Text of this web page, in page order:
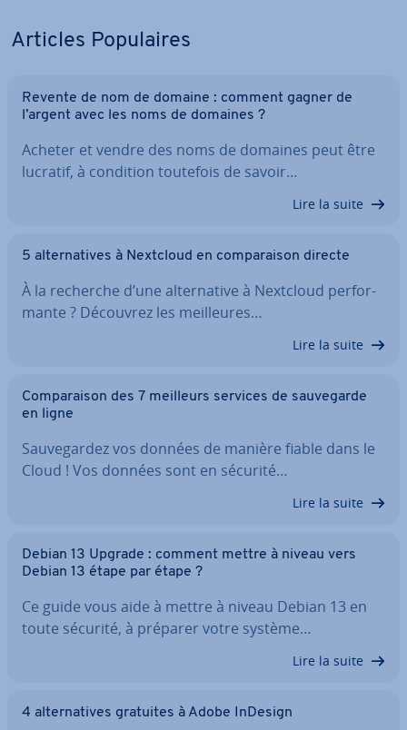
Articles Po­pu­laires
Revente de nom de domaine : comment gagner de
l’argent avec les noms de domaines ?
Acheter et vendre des noms de domaines peut être
lucratif, à condition toutefois de savoir…
Lire la suite
5 al­ter­na­tives à Nextcloud en com­pa­rai­son directe
À la recherche d’une al­ter­na­tive à Nextcloud per­for­
mante ? Découvrez les meil­leures…
Lire la suite
Com­pa­rai­son des 7 meilleurs services de sau­ve­garde
en ligne
Sau­ve­gar­dez vos données de manière fiable dans le
Cloud ! Vos données sont en sécurité…
Lire la suite
Debian 13 Upgrade : comment mettre à niveau vers
Debian 13 étape par étape ?
Ce guide vous aide à mettre à niveau Debian 13 en
toute sécurité, à préparer votre système…
Lire la suite
4 al­ter­na­tives gratuites à Adobe InDesign